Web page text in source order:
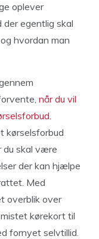
oplever
egentlig skal
hvordan man
når du vil
kørselsforbud
du skal være
der kan hjælpe
Med
overblik over
kørekort til
fornyet selvtillid.